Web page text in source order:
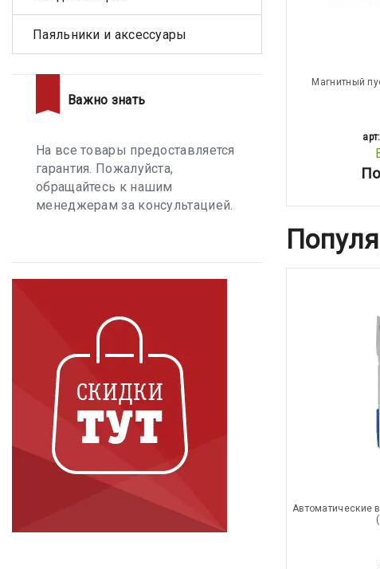
Магнитный
Автоматические
Паяльники и аксессуары
Важно знать
На все товары предоставляется
гарантия. Пожалуйста,
обращайтесь к нашим
менеджерам за консультацией.